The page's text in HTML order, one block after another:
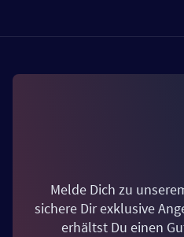
Melde Dich zu
sichere Dir exklusive
erhältst Du einen